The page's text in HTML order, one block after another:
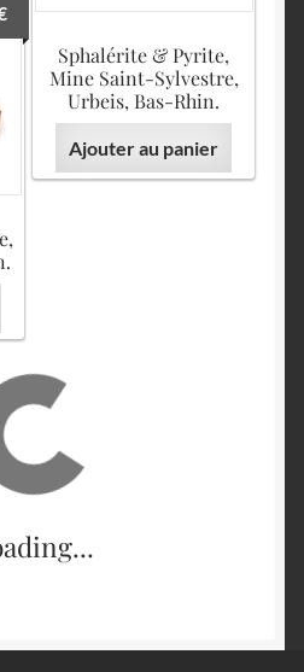
Sphalérite & Pyrite,
Mine Saint-Sylvestre,
Urbeis, Bas-Rhin.
Ajouter au panier